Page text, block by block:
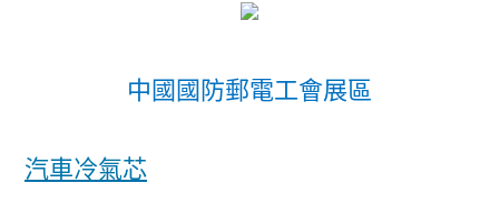
中國國防郵電工會展區
汽車冷氣芯